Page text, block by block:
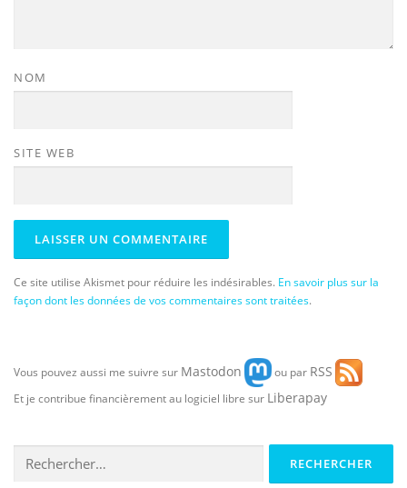
NOM
SITE WEB
Ce site utilise Akismet pour réduire les indésirables. En savoir plus sur la
façon dont les données de vos commentaires sont traitées.
Vous pouvez aussi me suivre sur Mastodon ou par RSS
Et je contribue financièrement au logiciel libre sur Liberapay